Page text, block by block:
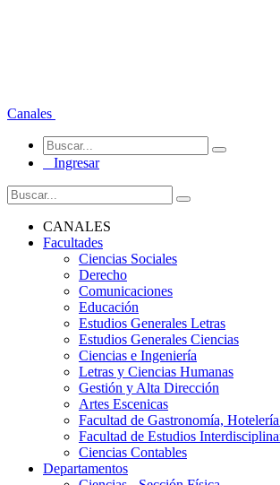
Canales
Ingresar
CANALES
Facultades
Ciencias Sociales
Derecho
Comunicaciones
Educación
Estudios Generales Letras
Estudios Generales Ciencias
Ciencias e Ingeniería
Letras y Ciencias Humanas
Gestión y Alta Dirección
Artes Escenicas
Facultad de Gastronomía,
Facultad de Estudios
Ciencias Contables
Departamentos